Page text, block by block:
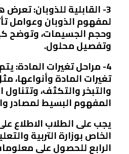
3- القابلية للذوبان:
لمفهوم الذوبان وعوامل
وحجم الجسيمات، وتوضح
وتفصيل محلول.
4- مراحل تغيرات المادة:
تغيرات المادة وأنواعها،
والتبخر والتكثف، وتتناول
المفهوم البسيط لمصادر
يجب على الطلاب الاطلاع
الخاص بوزارة التربية
الرابع للحصول على